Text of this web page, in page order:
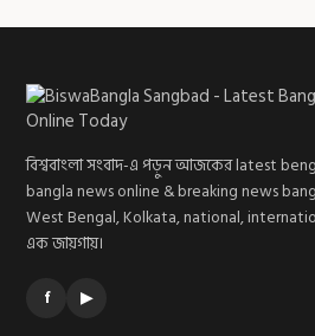
বিশ্ববাংলা সংবাদ-এ পড়ুন আজকের latest
bangla news online & breaking news
West Bengal, Kolkata, national,
এক জায়গায়।
f ▶